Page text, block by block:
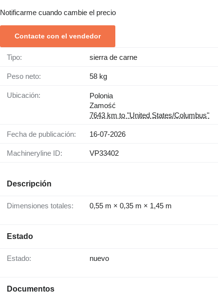
Notificarme cuando cambie el precio
Contacte con el vendedor
Tipo: sierra de carne
Peso neto: 58 kg
Ubicación:
Polonia
Zamość
7643 km to "United States/Columbus"
Fecha de publicación: 16-07-2026
Machineryline ID: VP33402
Descripción
Dimensiones totales: 0,55 m × 0,35 m × 1,45 m
Estado
Estado: nuevo
Documentos